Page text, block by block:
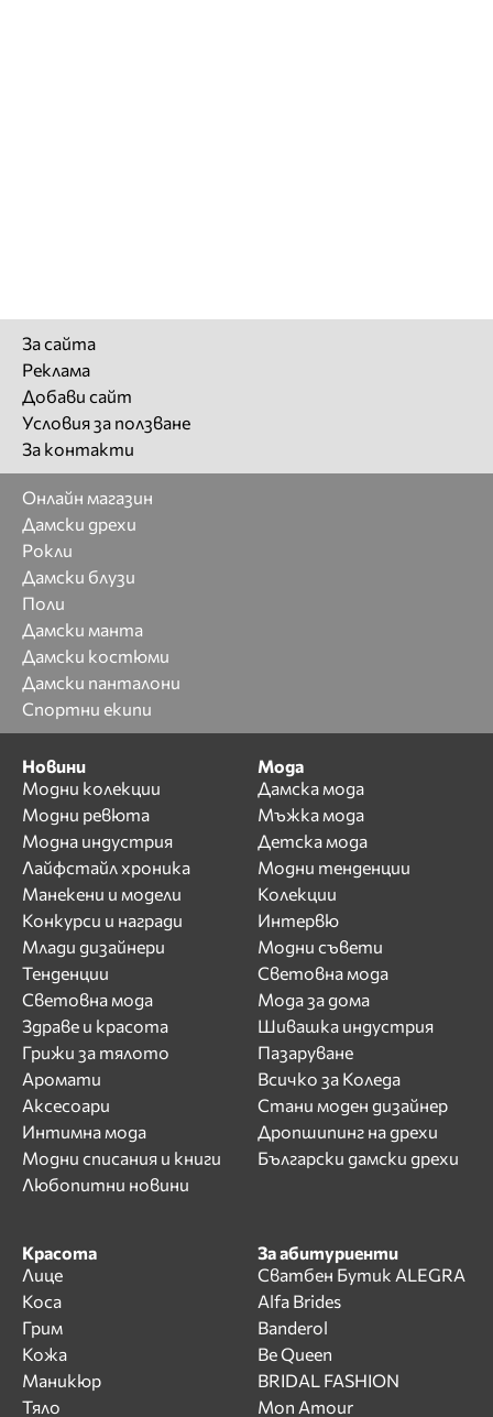
За сайта
Реклама
Добави сайт
Условия за ползване
За контакти
Онлайн магазин
Дамски дрехи
Рокли
Дамски блузи
Поли
Дамски манта
Дамски костюми
Дамски панталони
Спортни екипи
Новини
Модни колекции
Модни ревюта
Модна индустрия
Лайфстайл хроника
Манекени и модели
Конкурси и награди
Млади дизайнери
Тенденции
Световна мода
Здраве и красота
Грижи за тялото
Аромати
Аксесоари
Интимна мода
Модни списания и книги
Любопитни новини
Мода
Дамска мода
Мъжка мода
Детска мода
Модни тенденции
Колекции
Интервю
Модни съвети
Световна мода
Мода за дома
Шивашка индустрия
Пазаруване
Всичко за Коледа
Стани моден дизайнер
Дропшипинг на дрехи
Български дамски дрехи
Красота
Лице
Коса
Грим
Кожа
Маникюр
Тяло
За абитуриенти
Сватбен Бутик ALEGRA
Alfa Brides
Banderol
Be Queen
BRIDAL FASHION
Mon Amour